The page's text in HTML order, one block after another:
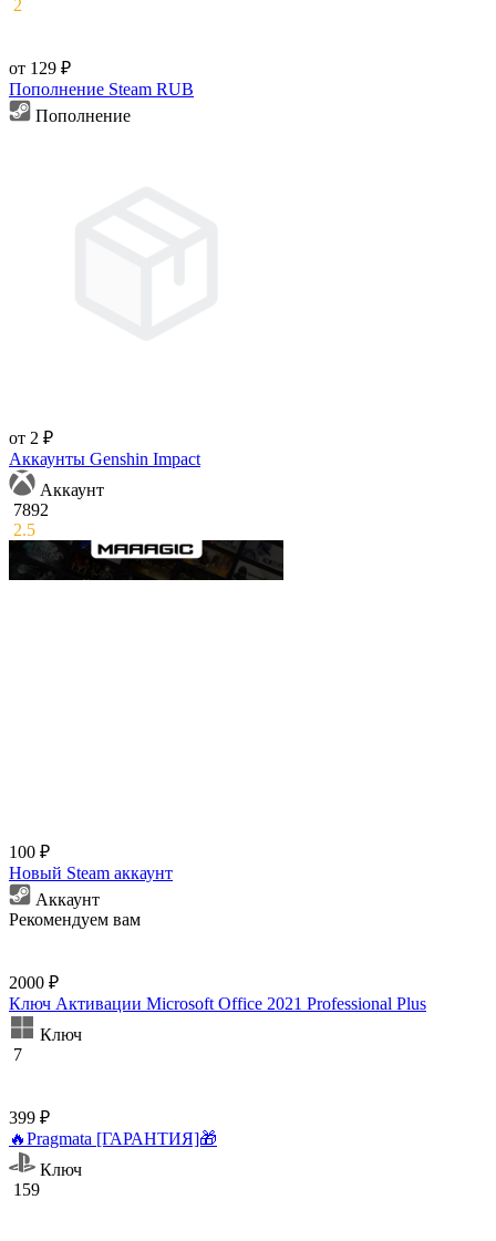
2
от 129 ₽
Пополнение Steam RUB
Пополнение
от 2 ₽
Аккаунты Genshin Impact
Аккаунт
7892
2.5
100 ₽
Новый Steam аккаунт
Аккаунт
Рекомендуем вам
2000 ₽
Ключ Активации Microsoft Office 2021 Professional Plus
Ключ
7
399 ₽
🔥Pragmata [ГАРАНТИЯ]🎁
Ключ
159